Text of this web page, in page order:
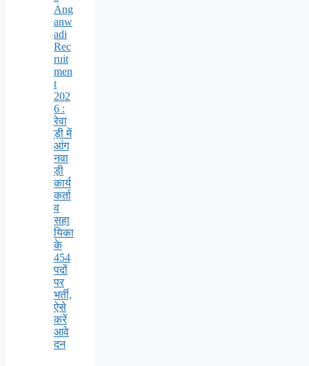
Ang
anw
adi
Rec
ruit
men
t
202
6 :
रेवा
ड़ी में
आंग
नवा
ड़ी
कार्य
कर्ता
व
सहा
यिका
के
454
पदों
पर
भर्ती,
ऐसे
करें
आवे
दन